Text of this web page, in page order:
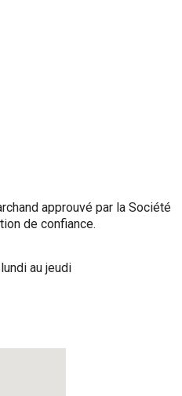
approuvé par la Société
de confiance.
au jeudi